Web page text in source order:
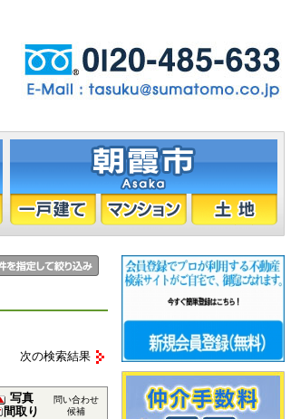
次の検索結果
写真
間取り
問い合わせ
候補